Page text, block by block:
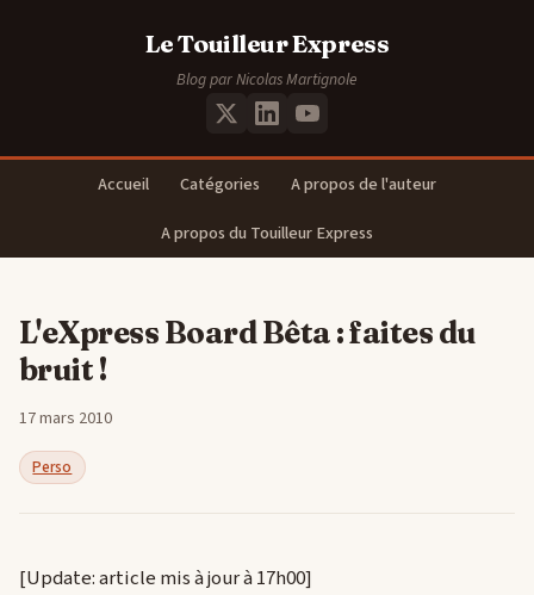
Le Touilleur Express
Blog par Nicolas Martignole
Accueil Catégories
A propos de l'auteur
A propos du Touilleur Express
L'eXpress Board Bêta : faites du
bruit !
17 mars 2010
Perso
[Update: article mis à jour à 17h00]